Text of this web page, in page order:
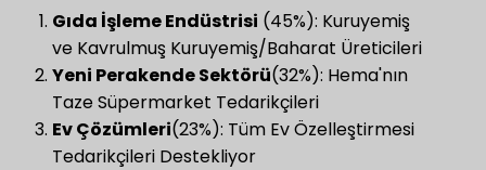
​Gıda İşleme Endüstrisi​ ​ (45%): Kuruyemiş
ve Kavrulmuş Kuruyemiş/Baharat Üreticileri
​Yeni Perakende Sektörü​(32%): Hema'nın
Taze Süpermarket Tedarikçileri
​Ev Çözümleri​(23%): Tüm Ev Özelleştirmesi
Tedarikçileri Destekliyor